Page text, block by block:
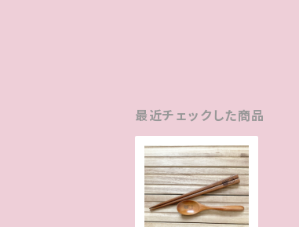
最近チェックした商品